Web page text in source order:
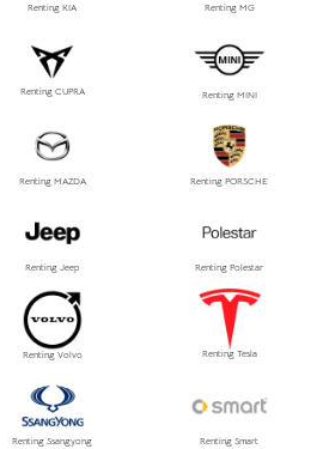
Renting KIA Renting MG
Renting CUPRA Renting MINI
Renting MAZDA Renting PORSCHE
Renting Jeep Renting Polestar
Renting Volvo Renting Tesla
Renting Ssangyong Renting Smart